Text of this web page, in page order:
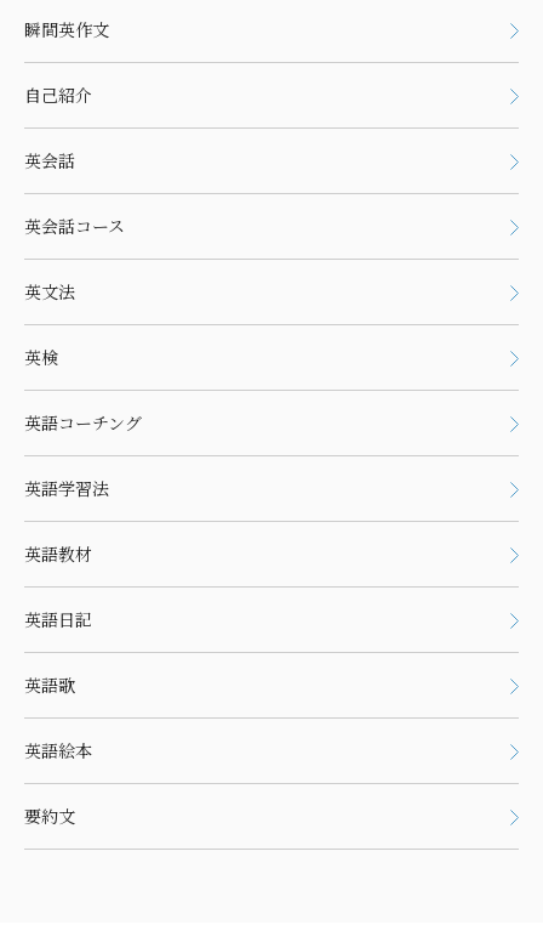
瞬間英作文
自己紹介
英会話
英会話コース
英文法
英検
英語コーチング
英語学習法
英語教材
英語日記
英語歌
英語絵本
要約文